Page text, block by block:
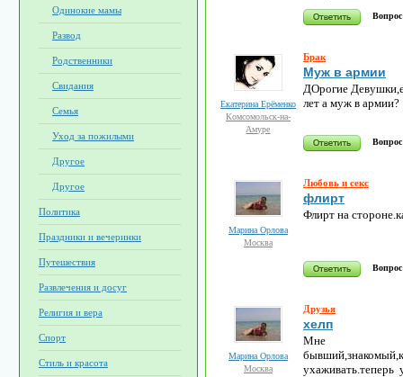
Одинокие мамы
Развод
Родственники
Свидания
Семья
Уход за пожилыми
Другое
Другое
Политика
Праздники и вечеринки
Путешествия
Развлечения и досуг
Религия и вера
Спорт
Стиль и красота
Вопрос
Екатерина Ерёменко
Комсомольск-на-
Амуре
Брак
Муж в армии
ДОрогие
лет а муж в армии?
Вопрос
Марина Орлова
Москва
Любовь и секс
флирт
Флирт на
Вопрос
Марина Орлова
Москва
Друзья
хелп
Мне
ухаживать.теперь